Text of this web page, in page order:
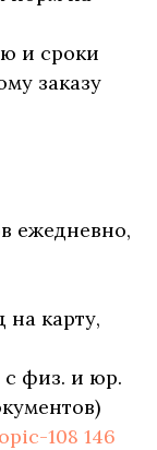
и сроки
заказу
ежедневно,
карту,
с физ. и юр.
108 146